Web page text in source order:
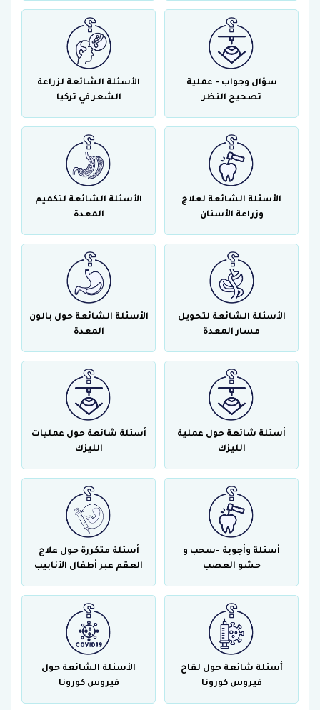
سؤال وجواب - عملية
تصحيح النظر
الأسئلة الشائعة لزراعة
الشعر في تركيا
الأسئلة الشائعة لعلاج
وزراعة الأسنان
الأسئلة الشائعة لتكميم
المعدة
الأسئلة الشائعة لتحويل
مسار المعدة
الأسئلة الشائعة حول بالون
المعدة
أسئلة شائعة حول عملية
الليزك
أسئلة شائعة حول عمليات
الليزك
أسئلة وأجوبة -سحب و
حشو العصب
أسئلة متكررة حول علاج
العقم عبر أطفال الأنابيب
أسئلة شائعة حول لقاح
فيروس كورونا
الأسئلة الشائعة حول
فيروس كورونا